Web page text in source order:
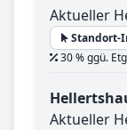
Aktueller
Standort-
30 % ggü.
Aktueller